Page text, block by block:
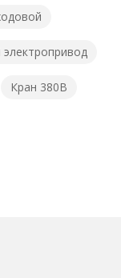
Кран 380В